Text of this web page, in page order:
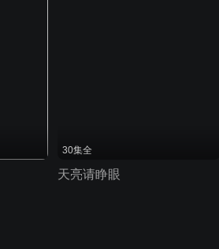
30集全
天亮请睁眼